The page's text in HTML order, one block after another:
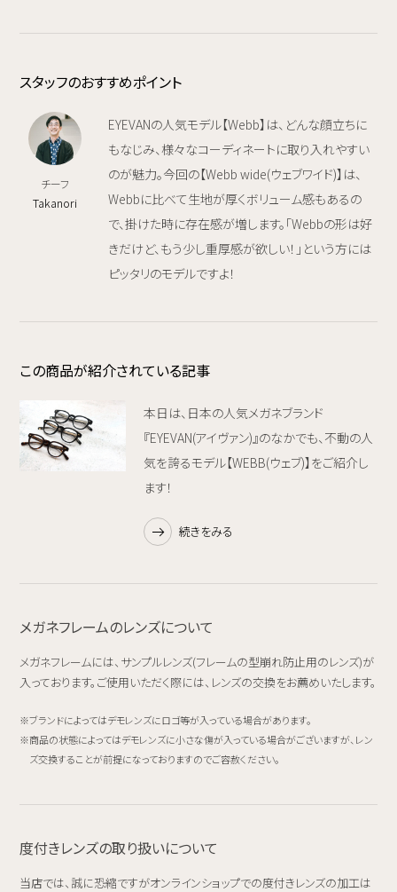
スタッフのおすすめポイント
チーフ
Takanori
EYEVANの人気モデル【Webb】は、どんな顔立ちに
もなじみ、様々なコーディネートに取り入れやすい
のが魅力。今回の【Webb wide(ウェブワイド)】は、
Webbに比べて生地が厚くボリューム感もあるの
で、掛けた時に存在感が増します。「Webbの形は好
きだけど、もう少し重厚感が欲しい！」という方には
ピッタリのモデルですよ！
この商品が紹介されている記事
本日は、日本の人気メガネブランド
『EYEVAN(アイヴァン)』のなかでも、不動の人
気を誇るモデル【WEBB(ウェブ)】をご紹介し
ます！
続きをみる
メガネフレームのレンズについて
メガネフレームには、サンプルレンズ(フレームの型崩れ防止用のレンズ)が
入っております。ご使用いただく際には、レンズの交換をお薦めいたします。
ブランドによってはデモレンズにロゴ等が入っている場合があります。
商品の状態によってはデモレンズに小さな傷が入っている場合がございますが、レン
ズ交換することが前提になっておりますのでご容赦ください。
度付きレンズの取り扱いについて
当店では、誠に恐縮ですがオンラインショップでの度付きレンズの加工は